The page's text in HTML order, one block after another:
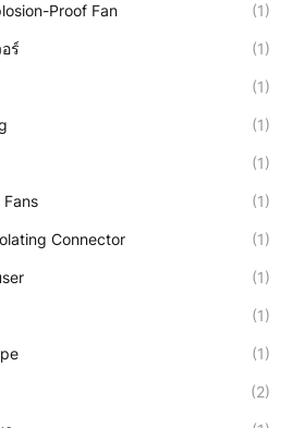
Proof Fan (1)
ร์ (1)
(1)
(1)
(1)
(1)
Connector (1)
(1)
(1)
(1)
(2)